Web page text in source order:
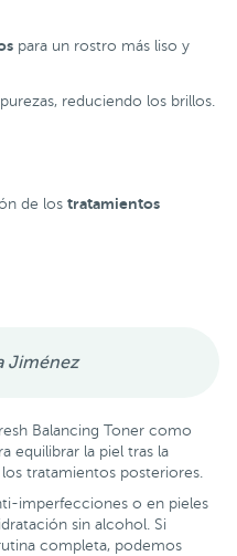
para un rostro más liso y
reduciendo los brillos.
de los tratamientos
Jiménez
Balancing Toner como
equilibrar la piel tras la
tratamientos posteriores.
imperfecciones o en pieles
sin alcohol. Si
completa, podemos